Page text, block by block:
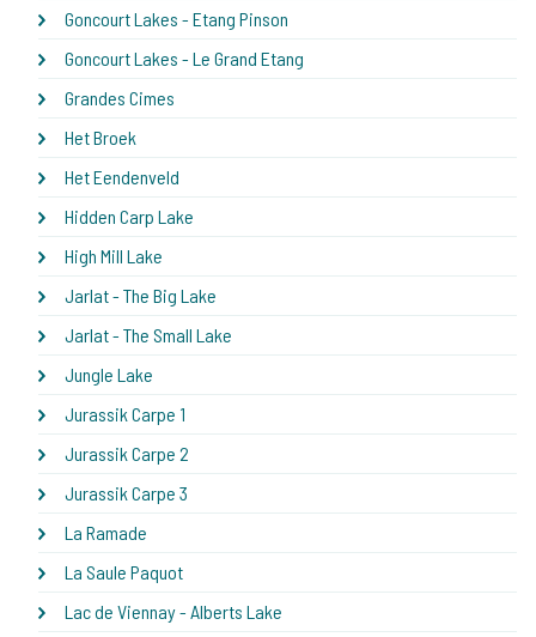
Goncourt Lakes - Etang Pinson
Goncourt Lakes - Le Grand Etang
Grandes Cimes
Het Broek
Het Eendenveld
Hidden Carp Lake
High Mill Lake
Jarlat - The Big Lake
Jarlat - The Small Lake
Jungle Lake
Jurassik Carpe 1
Jurassik Carpe 2
Jurassik Carpe 3
La Ramade
La Saule Paquot
Lac de Viennay - Alberts Lake